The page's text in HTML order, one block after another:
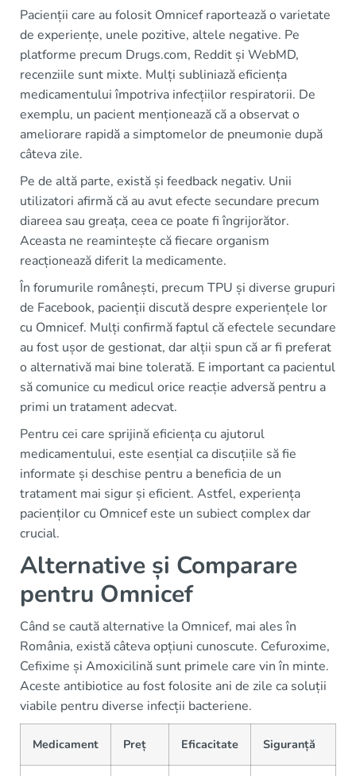
Pacienții care au folosit Omnicef raportează o varietate
de experiențe, unele pozitive, altele negative. Pe
platforme precum Drugs.com, Reddit și WebMD,
recenziile sunt mixte. Mulți subliniază eficiența
medicamentului împotriva infecțiilor respiratorii. De
exemplu, un pacient menționează că a observat o
ameliorare rapidă a simptomelor de pneumonie după
câteva zile.
Pe de altă parte, există și feedback negativ. Unii
utilizatori afirmă că au avut efecte secundare precum
diareea sau greața, ceea ce poate fi îngrijorător.
Aceasta ne reamintește că fiecare organism
reacționează diferit la medicamente.
În forumurile românești, precum TPU și diverse grupuri
de Facebook, pacienții discută despre experiențele lor
cu Omnicef. Mulți confirmă faptul că efectele secundare
au fost ușor de gestionat, dar alții spun că ar fi preferat
o alternativă mai bine tolerată. E important ca pacientul
să comunice cu medicul orice reacție adversă pentru a
primi un tratament adecvat.
Pentru cei care sprijină eficiența cu ajutorul
medicamentului, este esențial ca discuțiile să fie
informate și deschise pentru a beneficia de un
tratament mai sigur și eficient. Astfel, experiența
pacienților cu Omnicef este un subiect complex dar
crucial.
Alternative și Comparare
pentru Omnicef
Când se caută alternative la Omnicef, mai ales în
România, există câteva opțiuni cunoscute. Cefuroxime,
Cefixime și Amoxicilină sunt primele care vin în minte.
Aceste antibiotice au fost folosite ani de zile ca soluții
viabile pentru diverse infecții bacteriene.
Medicament Preț Eficacitate Siguranță